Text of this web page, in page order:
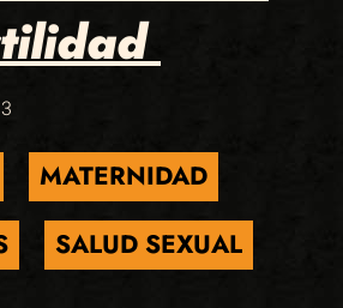
MATERNIDAD
SALUD SEXUAL